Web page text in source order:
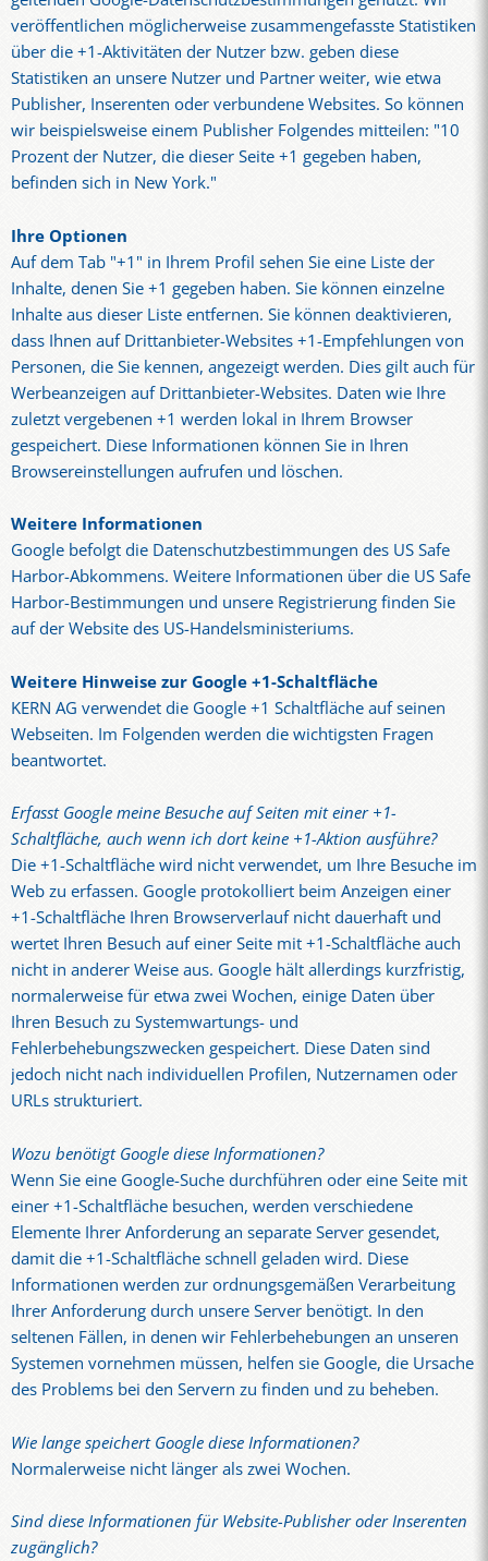
veröffentlichen möglicherweise zusammengefasste Statistiken
über die +1-Aktivitäten der Nutzer bzw. geben diese
Statistiken an unsere Nutzer und Partner weiter, wie etwa
Publisher, Inserenten oder verbundene Websites. So können
wir beispielsweise einem Publisher Folgendes mitteilen: "10
Prozent der Nutzer, die dieser Seite +1 gegeben haben,
befinden sich in New York."
Ihre Optionen
Auf dem Tab "+1" in Ihrem Profil sehen Sie eine Liste der
Inhalte, denen Sie +1 gegeben haben. Sie können einzelne
Inhalte aus dieser Liste entfernen. Sie können deaktivieren,
dass Ihnen auf Drittanbieter-Websites +1-Empfehlungen von
Personen, die Sie kennen, angezeigt werden. Dies gilt auch für
Werbeanzeigen auf Drittanbieter-Websites. Daten wie Ihre
zuletzt vergebenen +1 werden lokal in Ihrem Browser
gespeichert. Diese Informationen können Sie in Ihren
Browsereinstellungen aufrufen und löschen.
Weitere Informationen
Google befolgt die Datenschutzbestimmungen des US Safe
Harbor-Abkommens. Weitere Informationen über die US Safe
Harbor-Bestimmungen und unsere Registrierung finden Sie
auf der Website des US-Handelsministeriums.
Weitere Hinweise zur Google +1-Schaltfläche
KERN AG verwendet die Google +1 Schaltfläche auf seinen
Webseiten. Im Folgenden werden die wichtigsten Fragen
beantwortet.
Erfasst Google meine Besuche auf Seiten mit einer +1-
Schaltfläche, auch wenn ich dort keine +1-Aktion ausführe?
Die +1-Schaltfläche wird nicht verwendet, um Ihre Besuche im
Web zu erfassen. Google protokolliert beim Anzeigen einer
+1-Schaltfläche Ihren Browserverlauf nicht dauerhaft und
wertet Ihren Besuch auf einer Seite mit +1-Schaltfläche auch
nicht in anderer Weise aus. Google hält allerdings kurzfristig,
normalerweise für etwa zwei Wochen, einige Daten über
Ihren Besuch zu Systemwartungs- und
Fehlerbehebungszwecken gespeichert. Diese Daten sind
jedoch nicht nach individuellen Profilen, Nutzernamen oder
URLs strukturiert.
Wozu benötigt Google diese Informationen?
Wenn Sie eine Google-Suche durchführen oder eine Seite mit
einer +1-Schaltfläche besuchen, werden verschiedene
Elemente Ihrer Anforderung an separate Server gesendet,
damit die +1-Schaltfläche schnell geladen wird. Diese
Informationen werden zur ordnungsgemäßen Verarbeitung
Ihrer Anforderung durch unsere Server benötigt. In den
seltenen Fällen, in denen wir Fehlerbehebungen an unseren
Systemen vornehmen müssen, helfen sie Google, die Ursache
des Problems bei den Servern zu finden und zu beheben.
Wie lange speichert Google diese Informationen?
Normalerweise nicht länger als zwei Wochen.
Sind diese Informationen für Website-Publisher oder Inserenten
zugänglich?